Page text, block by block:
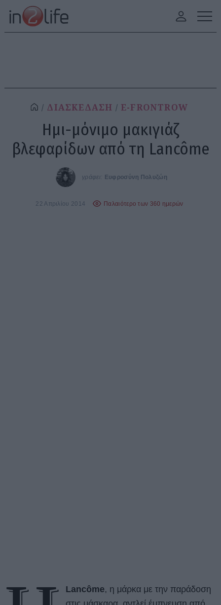
ΔΙΑΣΚΕΔΑΣΗ E-FRONTROW
Ημι-μόνιμο μακιγιάζ
βλεφαρίδων από τη Lancôme
γράφει: Ευφροσύνη Πολυζώη
22 Απριλίου 2014 Παλαιότερο των 360 ημερών
Lancôme, η μάρκα με την παράδοση